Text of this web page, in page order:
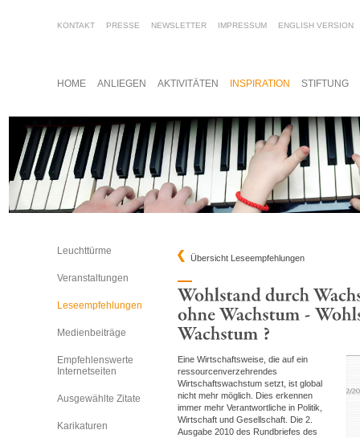
HOME ANLIEGEN AKTIVITÄTEN INSPIRATION STIFTUNG
Leuchttürme
Veranstaltungen
Leseempfehlungen
Medienbeiträge
Empfehlenswerte
Internetseiten
Ausgewählte Zitate
Karikaturen
Übersicht Leseempfehlungen
Eine Wirtschaftsweise, die auf ein
ressourcenverzehrendes
Wirtschaftswachstum setzt, ist global
nicht mehr möglich. Dies erkennen
immer mehr Verantwortliche in Politik,
Wirtschaft und Gesellschaft. Die 2.
Ausgabe 2010 des Rundbriefes des
KONTAKT PRESSE NEWSLETTER IMPRESSUM ENGLISH VERSION